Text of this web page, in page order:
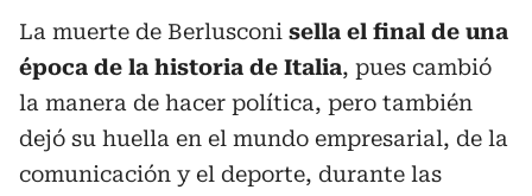
La muerte de Berlusconi sella el final de una
época de la historia de Italia, pues cambió
la manera de hacer política, pero también
dejó su huella en el mundo empresarial, de la
comunicación y el deporte, durante las